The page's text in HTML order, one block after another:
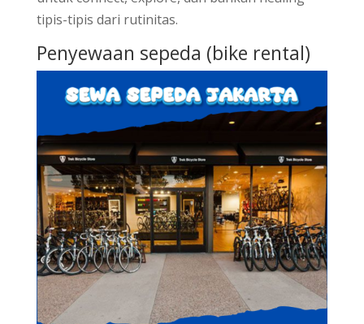
tipis-tipis dari rutinitas.
Penyewaan sepeda (bike rental)